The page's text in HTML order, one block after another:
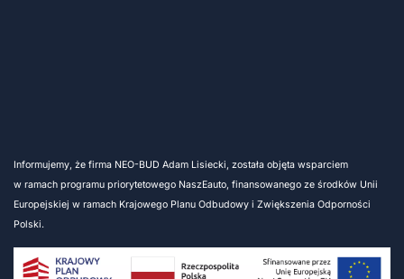
Informujemy, że firma NEO-BUD Adam Lisiecki, została objęta wsparciem
w ramach programu priorytetowego NaszEauto, finansowanego ze środków Unii
Europejskiej w ramach Krajowego Planu Odbudowy i Zwiększenia Odporności
Polski.